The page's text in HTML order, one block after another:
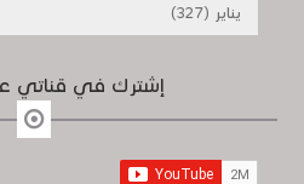
إشترك في قناتي